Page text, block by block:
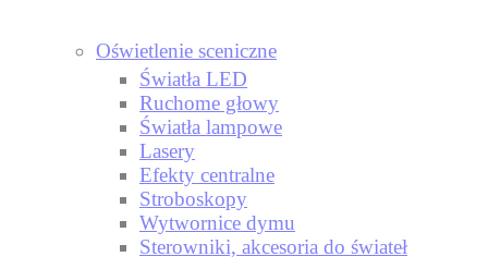
Oświetlenie sceniczne
Światła LED
Ruchome głowy
Światła lampowe
Lasery
Efekty centralne
Stroboskopy
Wytwornice dymu
Sterowniki, akcesoria do świateł